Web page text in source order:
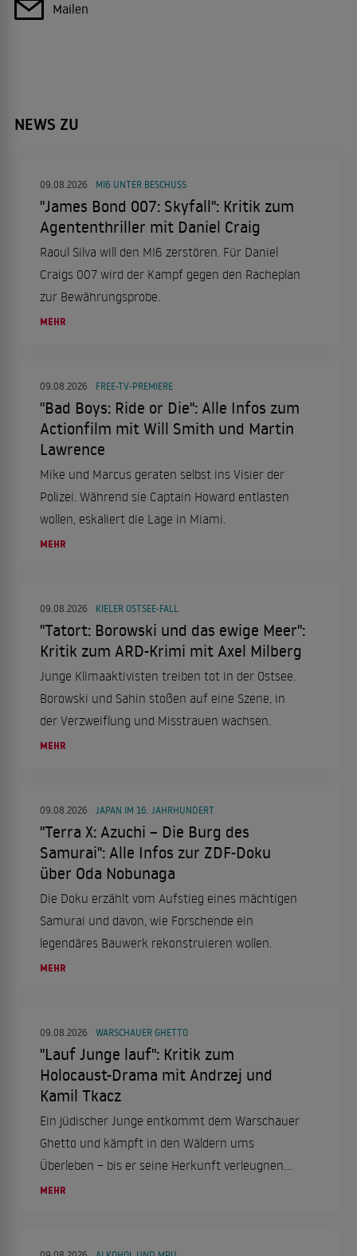
Mailen
NEWS ZU
09.08.2026 MI6 UNTER BESCHUSS
"James Bond 007: Skyfall": Kritik zum
Agententhriller mit Daniel Craig
Raoul Silva will den MI6 zerstören. Für Daniel
Craigs 007 wird der Kampf gegen den Racheplan
zur Bewährungsprobe.
MEHR
09.08.2026 FREE-TV-PREMIERE
"Bad Boys: Ride or Die": Alle Infos zum
Actionfilm mit Will Smith und Martin
Lawrence
Mike und Marcus geraten selbst ins Visier der
Polizei. Während sie Captain Howard entlasten
wollen, eskaliert die Lage in Miami.
MEHR
09.08.2026 KIELER OSTSEE-FALL
"Tatort: Borowski und das ewige Meer":
Kritik zum ARD-Krimi mit Axel Milberg
Junge Klimaaktivisten treiben tot in der Ostsee.
Borowski und Sahin stoßen auf eine Szene, in
der Verzweiflung und Misstrauen wachsen.
MEHR
09.08.2026 JAPAN IM 16. JAHRHUNDERT
"Terra X: Azuchi – Die Burg des
Samurai": Alle Infos zur ZDF-Doku
über Oda Nobunaga
Die Doku erzählt vom Aufstieg eines mächtigen
Samurai und davon, wie Forschende ein
legendäres Bauwerk rekonstruieren wollen.
MEHR
09.08.2026 WARSCHAUER GHETTO
"Lauf Junge lauf": Kritik zum
Holocaust-Drama mit Andrzej und
Kamil Tkacz
Ein jüdischer Junge entkommt dem Warschauer
Ghetto und kämpft in den Wäldern ums
Überleben – bis er seine Herkunft verleugnen
soll.
MEHR